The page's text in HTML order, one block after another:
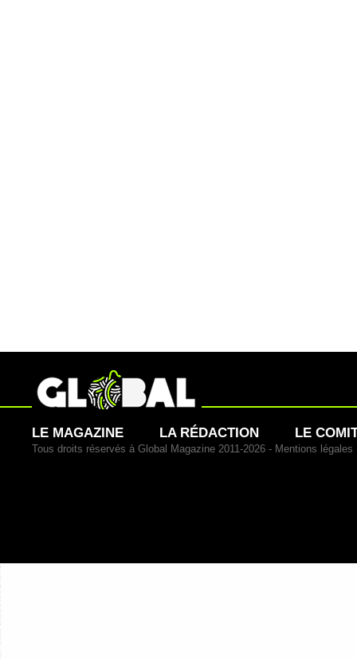
LE MAGAZINE LA RÉDACTION LE
Tous droits réservés à Global Magazine 2011-2026 - Mentions légales